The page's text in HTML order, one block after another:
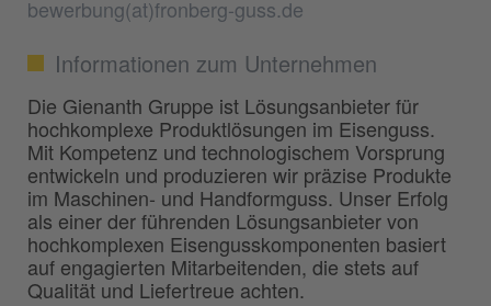
bewerbung(at)fronberg-guss.de
Informationen zum Unternehmen
Die Gienanth Gruppe ist Lösungsanbieter für
hochkomplexe Produktlösungen im Eisenguss.
Mit Kompetenz und technologischem Vorsprung
entwickeln und produzieren wir präzise Produkte
im Maschinen- und Handformguss. Unser Erfolg
als einer der führenden Lösungsanbieter von
hochkomplexen Eisengusskomponenten basiert
auf engagierten Mitarbeitenden, die stets auf
Qualität und Liefertreue achten.